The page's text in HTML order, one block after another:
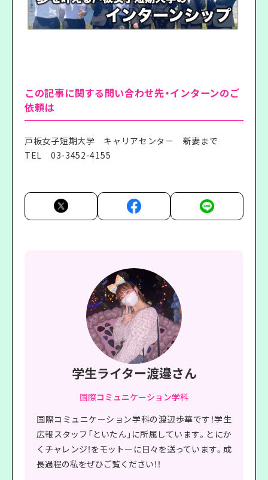
この記事に関する問い合わせ先・インターンのご
依頼は
戸板女子短期大学 キャリアセンター 新妻まで
TEL 03-3452-4155
学生ライター渡邉さん
国際コミュニケーション学科
国際コミュニケーション学科の渡辺歩華です！学生
広報スタッフ「といたん」に所属しています。とにか
くチャレンジ！をモットーに日々を送っています。成
長過程の私をぜひご覧ください！！